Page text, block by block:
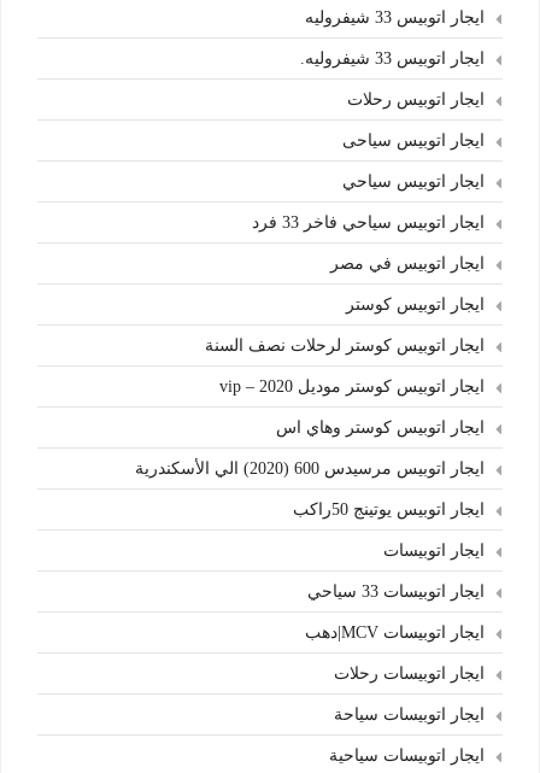
ايجار اتوبيس 33 شيفروليه
ايجار اتوبيس 33 شيفروليه.
ايجار اتوبيس رحلات
ايجار اتوبيس سياحى
ايجار اتوبيس سياحي
ايجار اتوبيس سياحي فاخر 33 فرد
ايجار اتوبيس في مصر
ايجار اتوبيس كوستر
ايجار اتوبيس كوستر لرحلات نصف السنة
ايجار اتوبيس كوستر موديل 2020 – vip
ايجار اتوبيس كوستر وهاي اس
ايجار اتوبيس مرسيدس 600 (2020) الي الأسكندرية
ايجار اتوبيس يوتينج 50راكب
ايجار اتوبيسات
ايجار اتوبيسات 33 سياحي
ايجار اتوبيسات MCV|دهب
ايجار اتوبيسات رحلات
ايجار اتوبيسات سياحة
ايجار اتوبيسات سياحية